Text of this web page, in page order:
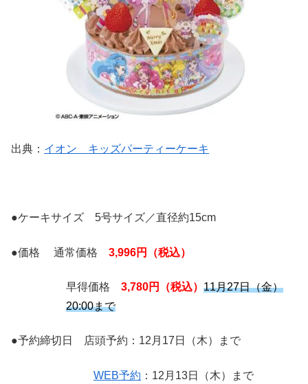
出典： イオン キッズパーティーケーキ
●ケーキサイズ 5号サイズ／直径約15cm
●価格 通常価格 3,996円（税込）
早得価格 3,780円（税込） 11月27日（金）
20:00まで
●予約締切日 店頭予約：12月17日（木）まで
WEB予約 ：12月13日（木）まで